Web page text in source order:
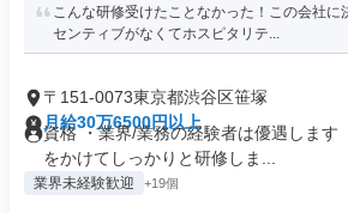
こんな研修受けたことなかった！この会社に
センティブがなくてホスピタリテ...
〒151-0073東京都渋谷区笹塚
月給30万6500円以上
資格 ・業界/業務の経験者は優遇します
をかけてしっかりと研修しま...
業界未経験歓迎 +19個